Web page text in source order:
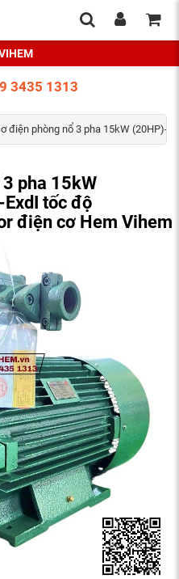
3435 1313
điện phòng nổ 3 pha 15kW (20HP)-
pha 15kW
tốc độ
điện cơ Hem Vihem